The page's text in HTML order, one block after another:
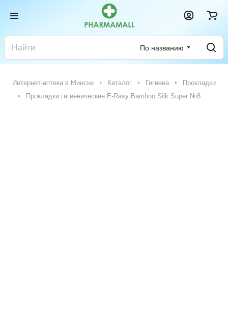
По названию
Интернет-аптека в Минске Каталог Гигиена
Прокладки
Прокладки гигиенические E-Rasy Bamboo Silk Super №8